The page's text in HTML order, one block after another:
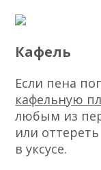
Кафель
Если пена
кафельную
любым из
или
в уксусе.